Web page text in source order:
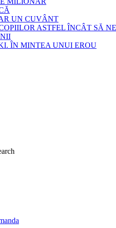
UN CUVÂNT
ASTFEL ÎNCÂT SĂ
ÎN MINTEA UNUI EROU